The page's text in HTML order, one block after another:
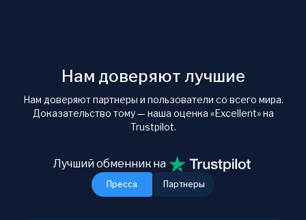
Нам доверяют лучшие
Нам доверяют партнеры и пользователи со всего мира.
Доказательство тому — наша оценка «Excellent» на
Trustpilot.
Пресса Партнеры
Лучший обменник на